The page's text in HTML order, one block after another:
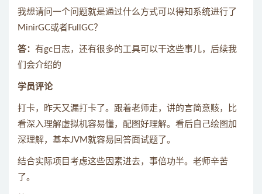
我想请问一个问题就是通过什么方式可以得知系统进行了
MinirGC或者FullGC？
答： 有gc日志，还有很多的工具可以干这些事儿，后续我
们会介绍的
学员评论
打卡，昨天又漏打卡了。跟着老师走，讲的言简意赅，比
看深入理解虚拟机容易懂，配图好理解。看后自己绘图加
深理解，基本JVM就容易回答面试题了。
结合实际项目考虑这些因素进去，事倍功半。老师辛苦
了。